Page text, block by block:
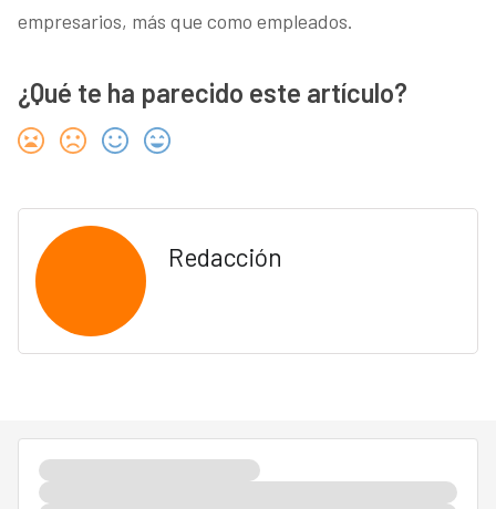
empresarios, más que como empleados.
¿Qué te ha parecido este artículo?
Redacción